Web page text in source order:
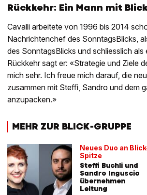
Rückkehr: Ein Mann mit
Cavalli arbeitete von 1996 bis 2014
Nachrichtenchef des SonntagsBlicks,
des SonntagsBlicks und schliesslich
Rückkehr sagt er: «Strategie und Ziele
mich sehr. Ich freue mich darauf, die
zusammen mit Steffi, Sandro und dem
anzupacken.»
MEHR ZUR BLICK-GRUPPE
Neues Duo an
Spitze
Steffi Buchli und
Sandro Inguscio
übernehmen
Leitung